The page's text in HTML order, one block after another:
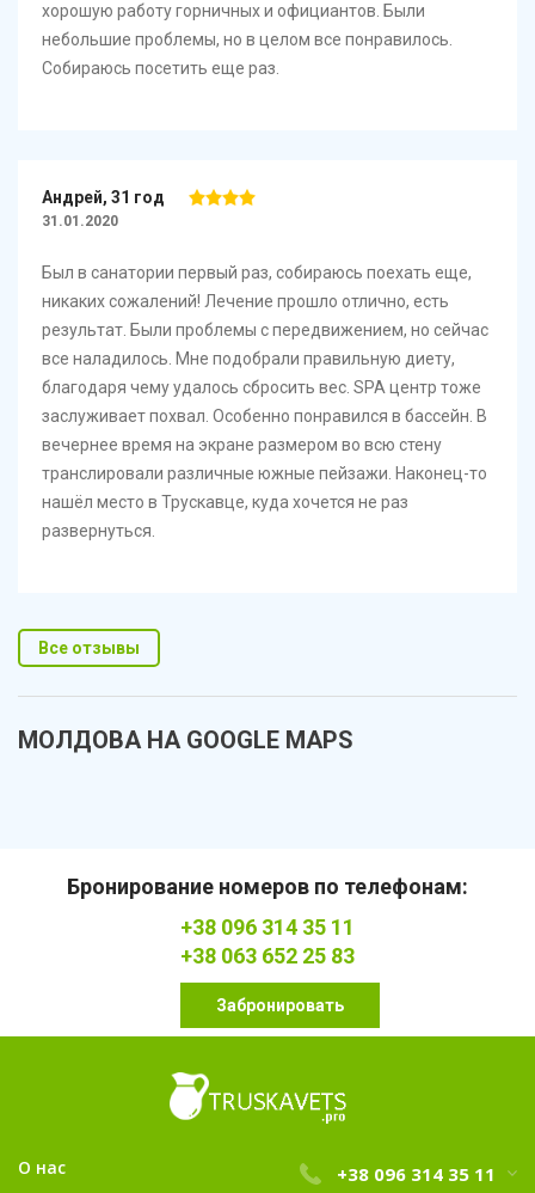
хорошую работу горничных и официантов. Были
небольшие проблемы, но в целом все понравилось.
Собираюсь посетить еще раз.
Андрей, 31 год
31.01.2020
Был в санатории первый раз, собираюсь поехать еще,
никаких сожалений! Лечение прошло отлично, есть
результат. Были проблемы с передвижением, но сейчас
все наладилось. Мне подобрали правильную диету,
благодаря чему удалось сбросить вес. SPA центр тоже
заслуживает похвал. Особенно понравился в бассейн. В
вечернее время на экране размером во всю стену
транслировали различные южные пейзажи. Наконец-то
нашёл место в Трускавце, куда хочется не раз
развернуться.
Все отзывы
МОЛДОВА НА GOOGLE MAPS
Бронирование номеров по телефонам:
+38 096 314 35 11
+38 063 652 25 83
Забронировать
О нас
+38 096 314 35 11